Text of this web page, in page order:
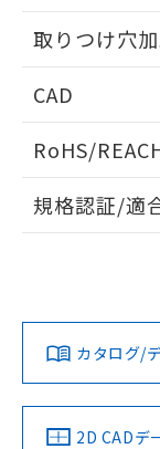
取りつけ穴
CAD
ドすること
ダウンロードデー
みください。
ソフトウェアの使
RoHS/
EU RoHS 注
対応済み
中国 RoHS 注
規格認証/適
LR型式承認
（イギリス
船舶規格）
カタログ/
2D CADデ
ものでは
また、
既に当
している
り、
す。